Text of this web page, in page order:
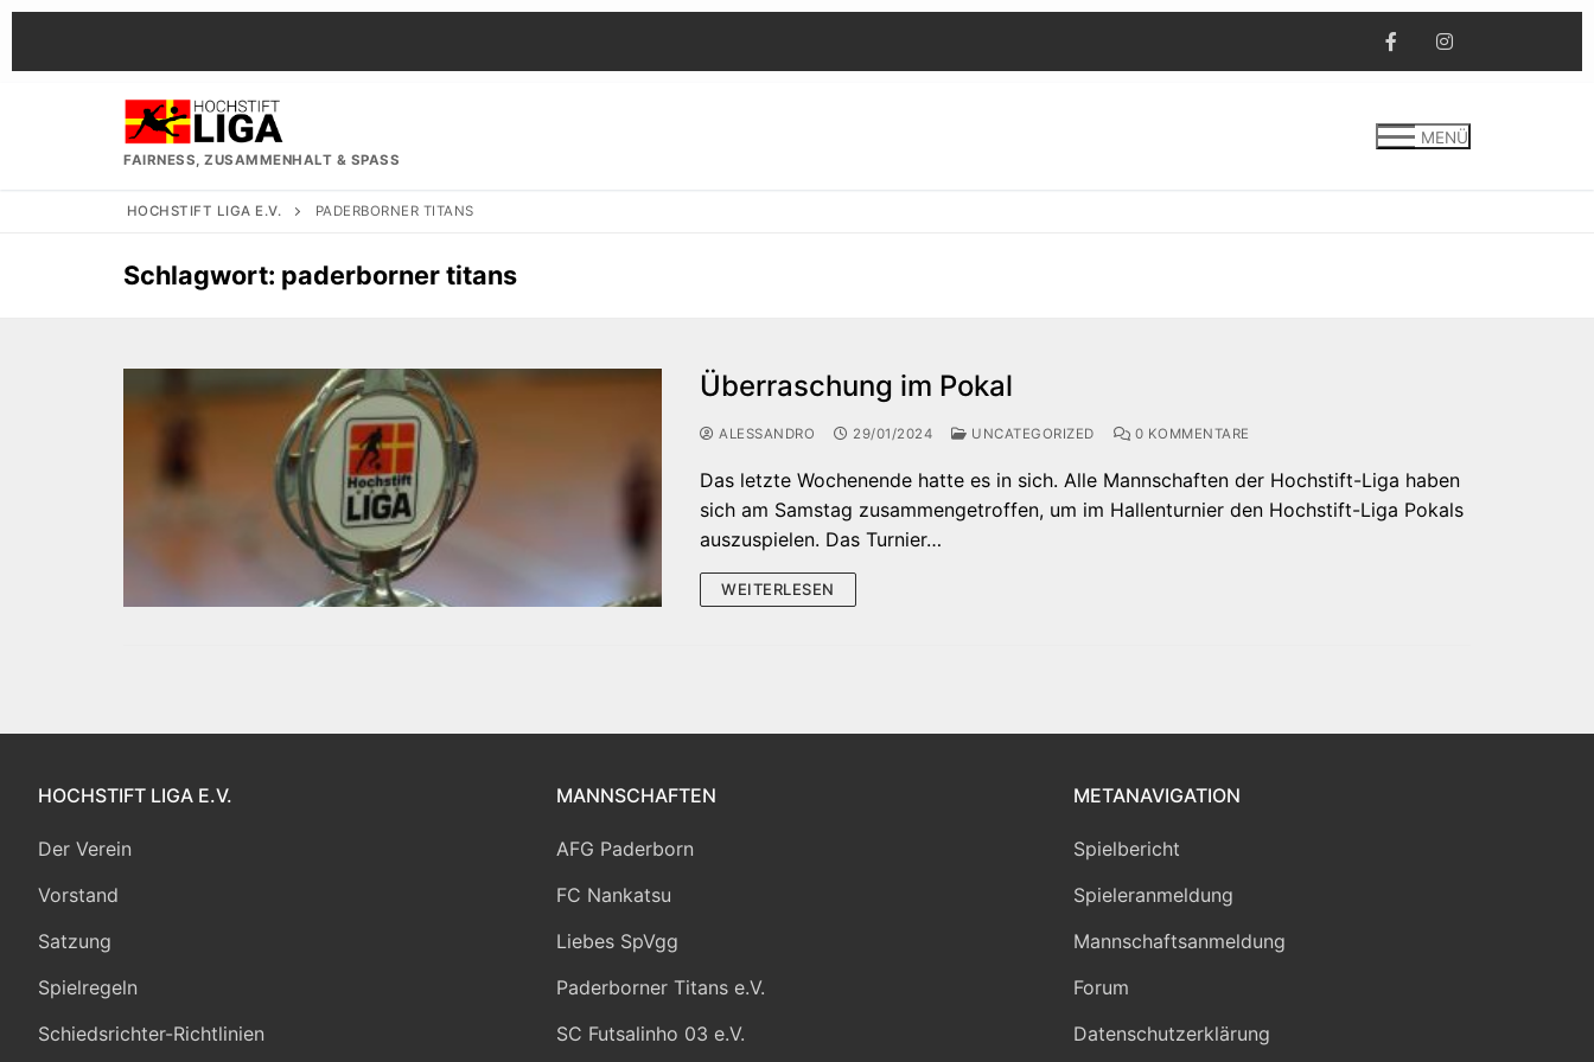
Zum
springen
FAIRNESS, ZUSAMMENHALT & SPASS
MENÜ
HOCHSTIFT LIGA E.V. PADERBORNER TITANS
Schlagwort: paderborner titans
Überraschung im Pokal
ALESSANDRO 29/01/2024 UNCATEGORIZED 0 KOMMENTARE
Das letzte Wochenende hatte es in sich. Alle Mannschaften der Hochstift-Liga haben
sich am Samstag zusammengetroffen, um im Hallenturnier den Hochstift-Liga Pokals
auszuspielen. Das Turnier…
WEITERLESEN
HOCHSTIFT LIGA E.V.
Der Verein
Vorstand
Satzung
Spielregeln
Schiedsrichter-Richtlinien
MANNSCHAFTEN
AFG Paderborn
FC Nankatsu
Liebes SpVgg
Paderborner Titans e.V.
SC Futsalinho 03 e.V.
METANAVIGATION
Spielbericht
Spieleranmeldung
Mannschaftsanmeldung
Forum
Datenschutzerklärung